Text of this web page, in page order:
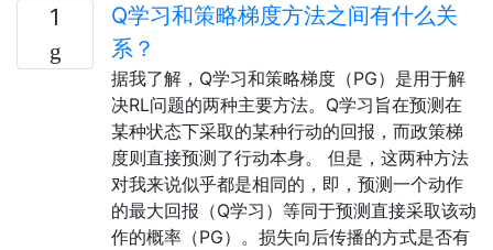
1
Q学习和策略梯度方法之间有什么关
系？
据我了解，Q学习和策略梯度（PG）是用于解
决RL问题的两种主要方法。Q学习旨在预测在
某种状态下采取的某种行动的回报，而政策梯
度则直接预测了行动本身。 但是，这两种方法
对我来说似乎都是相同的，即，预测一个动作
的最大回报（Q学习）等同于预测直接采取该动
作的概率（PG）。损失向后传播的方式是否有